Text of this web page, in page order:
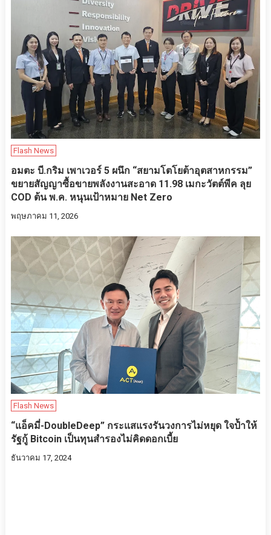
Flash News
อมตะ บี.กริม เพาเวอร์ 5 ผนึก “สยามโตโยต้าอุตสาหกรรม”
ขยายสัญญาซื้อขายพลังงานสะอาด 11.98 เมกะวัตต์พีค ลุย
COD ต้น พ.ค. หนุนเป้าหมาย Net Zero
พฤษภาคม 11, 2026
Flash News
“แอ็คมี่-DoubleDeep” กระแสแรงรันวงการไม่หยุด ใจป้ำให้
รัฐกู้ Bitcoin เป็นทุนสำรองไม่คิดดอกเบี้ย
ธันวาคม 17, 2024